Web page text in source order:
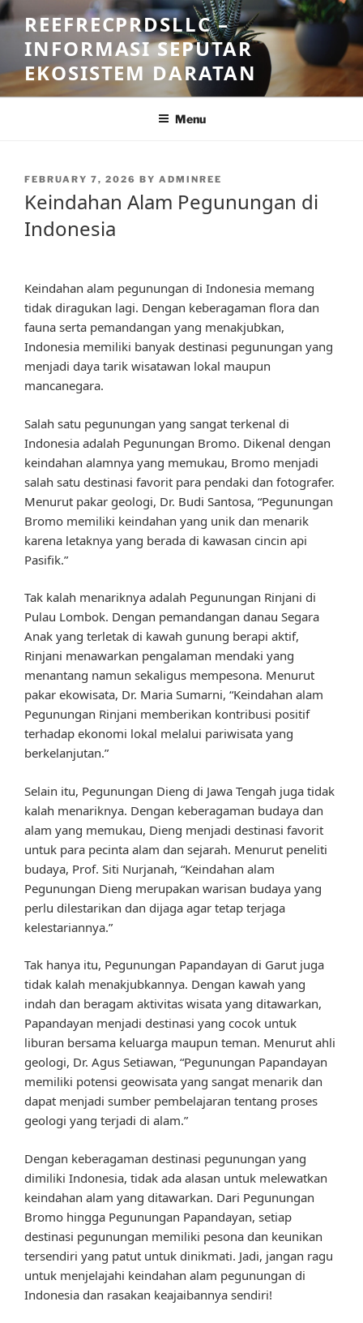
Skip
to
content
REEFRECPRDSLLC –
INFORMASI SEPUTAR
EKOSISTEM DARATAN
Menu
POSTED
FEBRUARY 7, 2026 BY ADMINREE
Keindahan Alam Pegunungan di
Indonesia
Keindahan alam pegunungan di Indonesia memang
tidak diragukan lagi. Dengan keberagaman flora dan
fauna serta pemandangan yang menakjubkan,
Indonesia memiliki banyak destinasi pegunungan yang
menjadi daya tarik wisatawan lokal maupun
mancanegara.
Salah satu pegunungan yang sangat terkenal di
Indonesia adalah Pegunungan Bromo. Dikenal dengan
keindahan alamnya yang memukau, Bromo menjadi
salah satu destinasi favorit para pendaki dan fotografer.
Menurut pakar geologi, Dr. Budi Santosa, “Pegunungan
Bromo memiliki keindahan yang unik dan menarik
karena letaknya yang berada di kawasan cincin api
Pasifik.”
Tak kalah menariknya adalah Pegunungan Rinjani di
Pulau Lombok. Dengan pemandangan danau Segara
Anak yang terletak di kawah gunung berapi aktif,
Rinjani menawarkan pengalaman mendaki yang
menantang namun sekaligus mempesona. Menurut
pakar ekowisata, Dr. Maria Sumarni, “Keindahan alam
Pegunungan Rinjani memberikan kontribusi positif
terhadap ekonomi lokal melalui pariwisata yang
berkelanjutan.”
Selain itu, Pegunungan Dieng di Jawa Tengah juga tidak
kalah menariknya. Dengan keberagaman budaya dan
alam yang memukau, Dieng menjadi destinasi favorit
untuk para pecinta alam dan sejarah. Menurut peneliti
budaya, Prof. Siti Nurjanah, “Keindahan alam
Pegunungan Dieng merupakan warisan budaya yang
perlu dilestarikan dan dijaga agar tetap terjaga
kelestariannya.”
Tak hanya itu, Pegunungan Papandayan di Garut juga
tidak kalah menakjubkannya. Dengan kawah yang
indah dan beragam aktivitas wisata yang ditawarkan,
Papandayan menjadi destinasi yang cocok untuk
liburan bersama keluarga maupun teman. Menurut ahli
geologi, Dr. Agus Setiawan, “Pegunungan Papandayan
memiliki potensi geowisata yang sangat menarik dan
dapat menjadi sumber pembelajaran tentang proses
geologi yang terjadi di alam.”
Dengan keberagaman destinasi pegunungan yang
dimiliki Indonesia, tidak ada alasan untuk melewatkan
keindahan alam yang ditawarkan. Dari Pegunungan
Bromo hingga Pegunungan Papandayan, setiap
destinasi pegunungan memiliki pesona dan keunikan
tersendiri yang patut untuk dinikmati. Jadi, jangan ragu
untuk menjelajahi keindahan alam pegunungan di
Indonesia dan rasakan keajaibannya sendiri!